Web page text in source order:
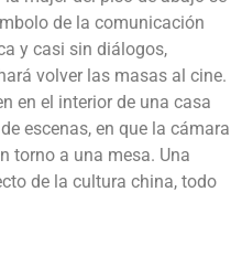
de la comunicación
y casi sin diálogos,
volver las masas al cine.
en el interior de una casa
escenas, en que la cámara
torno a una mesa. Una
de la cultura china, todo